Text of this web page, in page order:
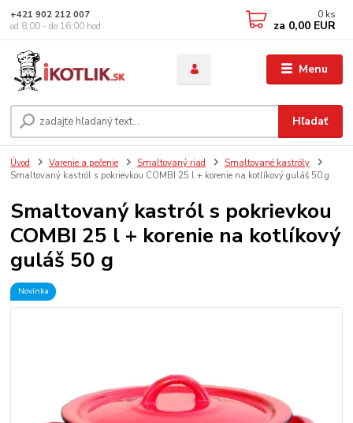
Menu
Hľadať
+421 902 212 007
od 8:00 - do 16:00 hod
0 ks
za 0,00 EUR
Úvod Varenie a pečenie Smaltovaný riad
Smaltované kastróly
Smaltovaný kastról s pokrievkou COMBI 25 l + korenie na kotlíkový guláš 50 g
Smaltovaný kastról s pokrievkou
COMBI 25 l + korenie na kotlíkový
guláš 50 g
Novinka